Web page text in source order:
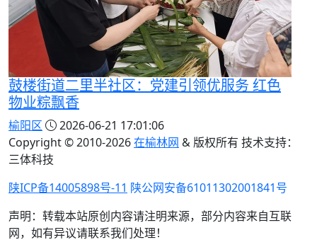
鼓楼街道二里半社区：党建引领优服务 红色
物业粽飘香
榆阳区
2026-06-21 17:01:06
Copyright © 2010-2026在榆林网 & 版权所有 技术支持：
三体科技
陕ICP备14005898号-11 陕公网安备61011302001841号
声明：转载本站原创内容请注明来源，部分内容来自互联
网，如有异议请联系我们处理！